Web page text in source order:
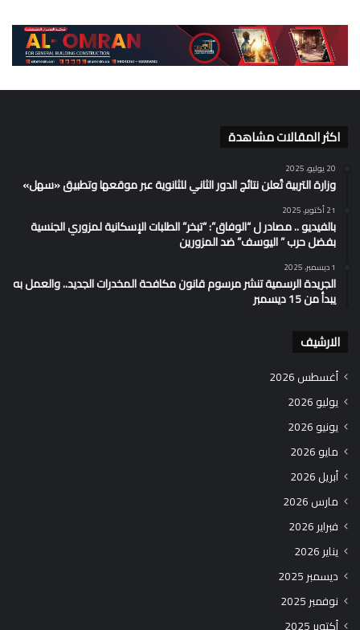
اكثر المقالات مشاهدة
20 يوليو، 2025
وزارة التربية تُعلن نتائج الدور الثاني للثانوية عبر موقعها وتطبيق «سهل»
21 أكتوبر، 2025
بالفيديو .. مصادر ل “الوفاق”: “تبخر” الطلبات الإسكانية لمزوري الجنسية
بفضل حرب ” اليوسف” ضد المزورين
1 ديسمبر، 2025
الجريدة الرسمية تنشر مرسوم قانون مكافحة المخدرات الجديد.. والعمل به
يبدأ من 15 ديسمبر
الارشيف
أغسطس 2026
يوليو 2026
يونيو 2026
مايو 2026
أبريل 2026
مارس 2026
فبراير 2026
يناير 2026
ديسمبر 2025
نوفمبر 2025